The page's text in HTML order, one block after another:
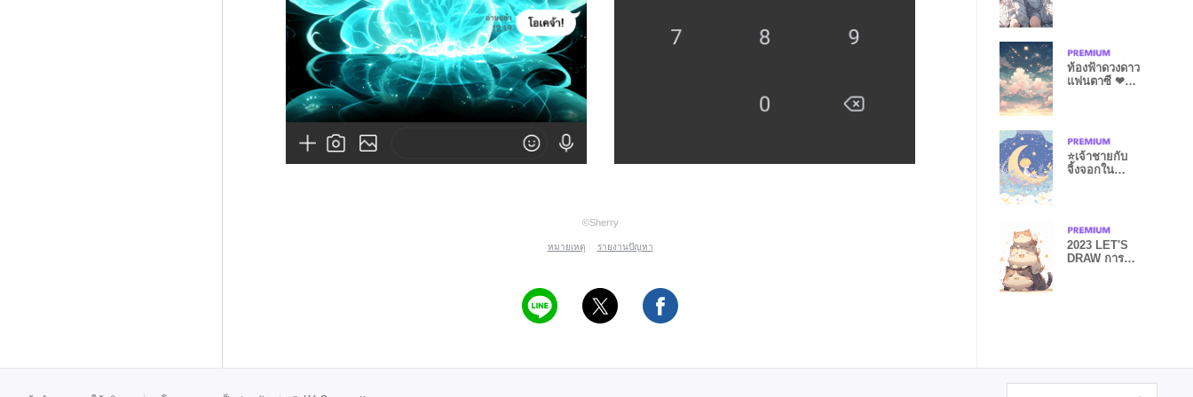
©Sherry
หมายเหตุ รายงานปัญหา
ท้องฟ้าดวงดาว
แฟนตาซี ❤
⭐️เจ้าชายกับ
จิ้งจอกใน
2023 LET'S
DRAW การ